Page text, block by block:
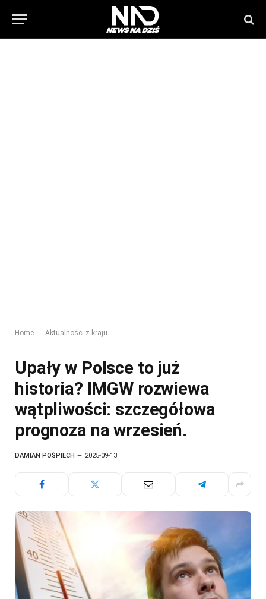
Home - Aktualności z kraju
Upały w Polsce to już
historia? IMGW rozwiewa
wątpliwości: szczegółowa
prognoza na wrzesień.
DAMIAN POŚPIECH 2025-09-13